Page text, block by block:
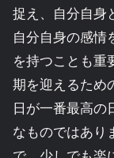
捉え、自分自身
自分自身の感情
を持つことも重
期を迎えるため
日が一番最高の
なものではあり